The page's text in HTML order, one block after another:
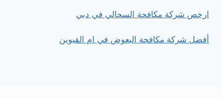
ارخص شركة مكافحة السحالي في دبي
أفضل شركة مكافحة البعوض في ام القيوين